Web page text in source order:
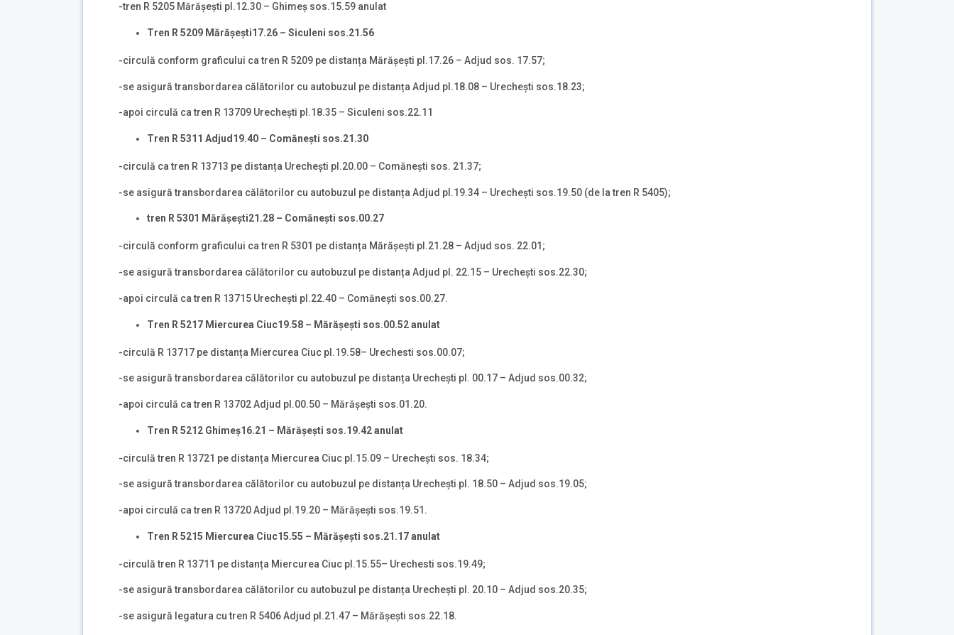
-tren R 5205 Mărășești pl.12.30 – Ghimeș sos.15.59 anulat
Tren R 5209 Mărășești17.26 – Siculeni sos.21.56
-circulă conform graficului ca tren R 5209 pe distanța Mărășești pl.17.26 – Adjud sos. 17.57;
-se asigură transbordarea călătorilor cu autobuzul pe distanța Adjud pl.18.08 – Urechești sos.18.23;
-apoi circulă ca tren R 13709 Urechești pl.18.35 – Siculeni sos.22.11
Tren R 5311 Adjud 19.40 – Comăneşti sos.21.30
-circulă ca tren R 13713 pe distanța Urechești pl.20.00 – Comăneşti sos. 21.37;
-se asigură transbordarea călătorilor cu autobuzul pe distanța Adjud pl.19.34 – Urechești sos.19.50 (de la tren R 5405);
tren R 5301 Mărășești21.28 – Comăneşti sos.00.27
-circulă conform graficului ca tren R 5301 pe distanța Mărășești pl.21.28 – Adjud sos. 22.01;
-se asigură transbordarea călătorilor cu autobuzul pe distanța Adjud pl. 22.15 – Urechești sos.22.30;
-apoi circulă ca tren R 13715 Urechești pl.22.40 – Comăneşti sos.00.27.
Tren R 5217 Miercurea Ciuc19.58 – Mărășești sos.00.52 anulat
-circulă R 13717 pe distanța Miercurea Ciuc pl.19.58– Urechesti sos.00.07;
-se asigură transbordarea călătorilor cu autobuzul pe distanța Urechești pl. 00.17 – Adjud sos.00.32;
-apoi circulă ca tren R 13702 Adjud pl.00.50 – Mărășești sos.01.20.
Tren R 5212 Ghimeș16.21 – Mărășești sos.19.42 anulat
-circulă tren R 13721 pe distanța Miercurea Ciuc pl.15.09 – Urechești sos. 18.34;
-se asigură transbordarea călătorilor cu autobuzul pe distanța Urechești pl. 18.50 – Adjud sos.19.05;
-apoi circulă ca tren R 13720 Adjud pl.19.20 – Mărășești sos.19.51.
Tren R 5215 Miercurea Ciuc15.55 – Mărășești sos.21.17 anulat
-circulă tren R 13711 pe distanța Miercurea Ciuc pl.15.55– Urechesti sos.19.49;
-se asigură transbordarea călătorilor cu autobuzul pe distanța Urechești pl. 20.10 – Adjud sos.20.35;
-se asigură legatura cu tren R 5406 Adjud pl.21.47 – Mărășești sos.22.18.